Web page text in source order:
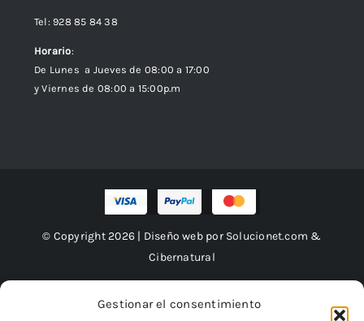
Gestionar el consentimiento
Tel: 928 85 84 38
Horario:
De Lunes a Jueves de 08:00 a 17:00
y Viernes de 08:00 a 15:00p.m
© Copyright 2026 | Diseño web por Solucionet.com &
Cibernatural